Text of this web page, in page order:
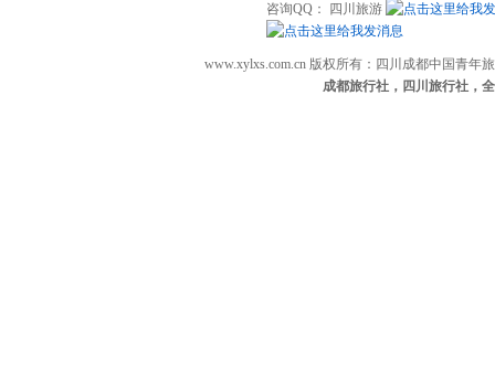
咨询QQ： 四川旅游
www.xylxs.com.cn 版权所有：四川成都中国青
成都旅行社，四川旅行社，